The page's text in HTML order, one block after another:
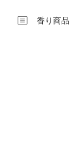
香り商品